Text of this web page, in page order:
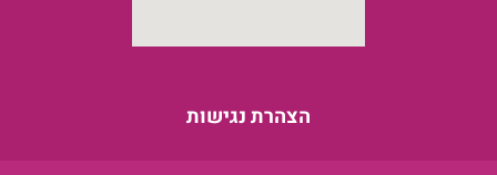
הצהרת נגישות